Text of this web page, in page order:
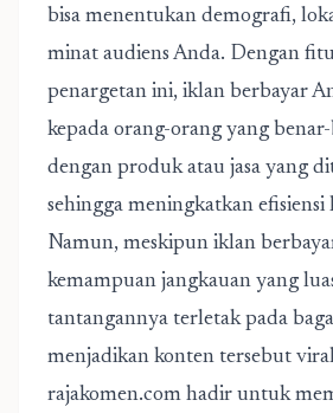
bisa menentukan demografi,
minat audiens Anda. Dengan
penargetan ini, iklan berbayar
kepada orang-orang yang
dengan produk atau jasa yang
sehingga meningkatkan efisiensi
Namun, meskipun iklan
kemampuan jangkauan yang
tantangannya terletak pada
menjadikan konten tersebut
rajakomen.com hadir untuk